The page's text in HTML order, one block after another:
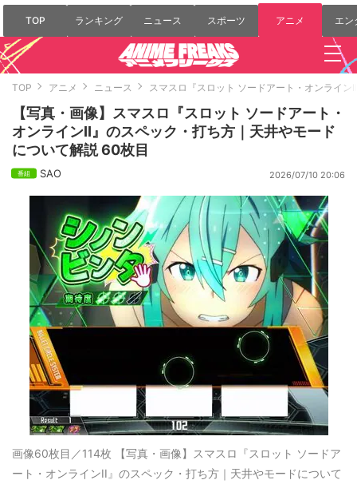
TOP ランキング ニュース スポーツ アニメ エン
TOP アニメ ニュース スマスロ『スロット ソードアート・オンライ
【写真・画像】スマスロ『スロット ソードアート・
オンラインII』のスペック・打ち方｜天井やモード
について解説 60枚目
SAO 2026/07/10 20:06
画像60枚目／114枚 【写真・画像】スマスロ『スロット ソードア
ート・オンラインII』のスペック・打ち方｜天井やモードについて